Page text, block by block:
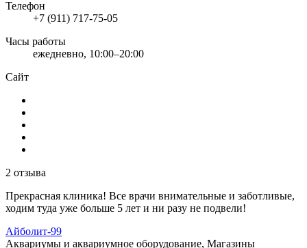
Телефон
+7 (911) 717-75-05
Часы работы
ежедневно, 10:00–20:00
Сайт
2 отзыва
Прекрасная клиника! Все врачи внимательные и заботливые,
ходим туда уже больше 5 лет и ни разу не подвели!
Айболит-99
Аквариумы и аквариумное оборудование, Магазины